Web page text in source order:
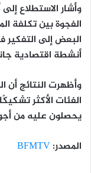
وأشار الاستطلاع
الفجوة بين تكلفة
البعض إلى التفكير
أنشطة اقتصادية
وأظهرت النتائج أن
الفئات الأكثر
يحصلون عليه من
المصدر:BFMTV